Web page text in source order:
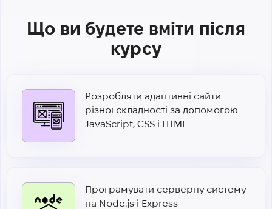
Що ви будете вміти після
курсу
Розробляти адаптивні сайти
різної складності за допомогою
JavaScript, CSS і HTML
Програмувати серверну систему
на Node.js і Express